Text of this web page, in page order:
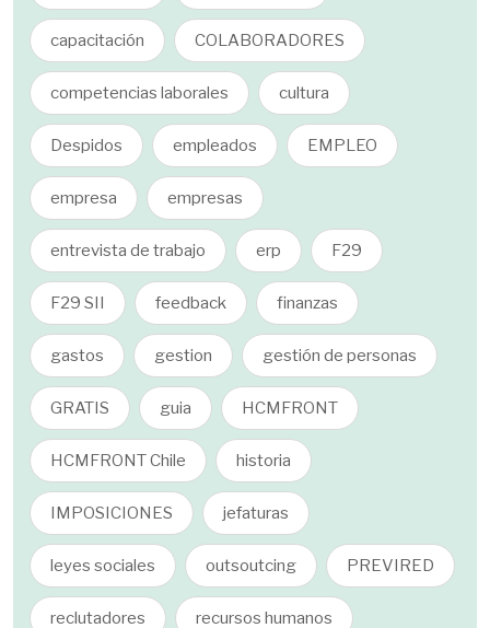
capacitación COLABORADORES
competencias laborales cultura
Despidos empleados EMPLEO
empresa empresas
entrevista de trabajo erp F29
F29 SII feedback finanzas
gastos gestion gestión de personas
GRATIS guia HCMFRONT
HCMFRONT Chile historia
IMPOSICIONES jefaturas
leyes sociales outsoutcing PREVIRED
reclutadores recursos humanos